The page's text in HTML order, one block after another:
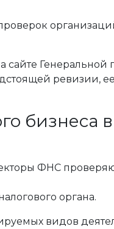
сайте
ревизии,
бизнеса
ФНС
органа.
видов